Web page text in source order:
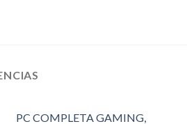
PC COMPLETA GAMING,